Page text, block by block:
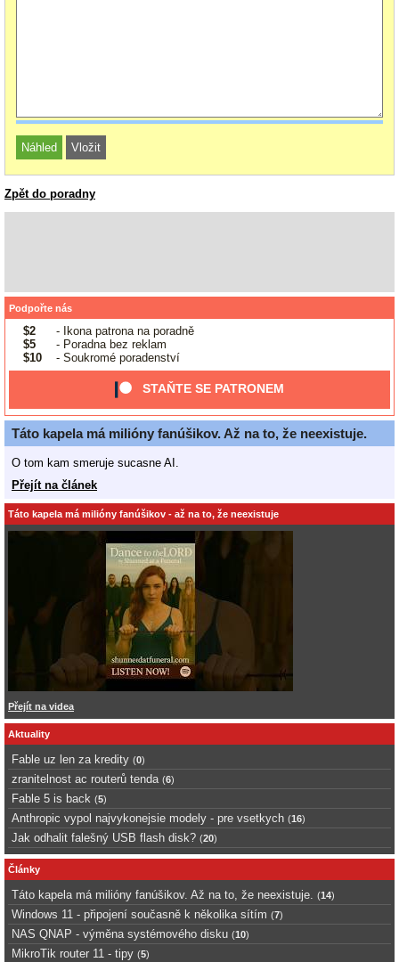
Zpět do poradny
Podpořte nás
$2
- Ikona patrona na poradně
$5
- Poradna bez reklam
$10
- Soukromé poradenství
STAŇTE SE PATRONEM
Táto kapela má milióny fanúšikov. Až na to, že neexistuje.
O tom kam smeruje sucasne AI.
Přejít na článek
Táto kapela má milióny fanúšikov - až na to, že neexistuje
Přejít na videa
Aktuality
Fable uz len za kredity (0)
zranitelnost ac routerů tenda (6)
Fable 5 is back (5)
Anthropic vypol najvykonejsie modely - pre vsetkych (16)
Jak odhalit falešný USB flash disk? (20)
Články
Táto kapela má milióny fanúšikov. Až na to, že neexistuje. (14)
Windows 11 - připojení současně k několika sítím (7)
NAS QNAP - výměna systémového disku (10)
MikroTik router 11 - tipy (5)